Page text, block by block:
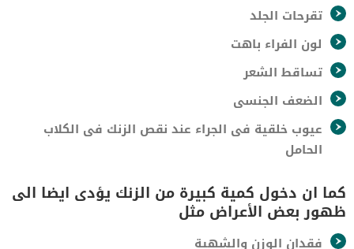
تقرحات الجلد
لون الفراء باهت
تساقط الشعر
الضعف الجنسى
عيوب خلقية فى الجراء عند نقص الزنك فى الكلاب
الحامل
كما ان دخول كمية كبيرة من الزنك يؤدى ايضا الى
ظهور بعض الأعراض مثل
فقدان الوزن والشهية